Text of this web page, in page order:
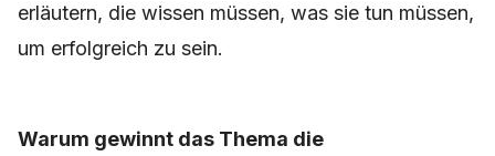
erläutern, die wissen müssen, was sie tun müssen,
um erfolgreich zu sein.
Warum gewinnt das Thema die